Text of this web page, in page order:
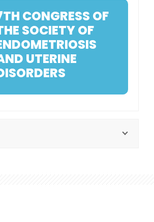
CONGRESS OF
SOCIETY OF
UTERINE